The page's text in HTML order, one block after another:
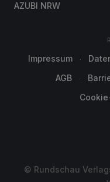
AZUBI NRW
Impressum
AGB
© Rundschau